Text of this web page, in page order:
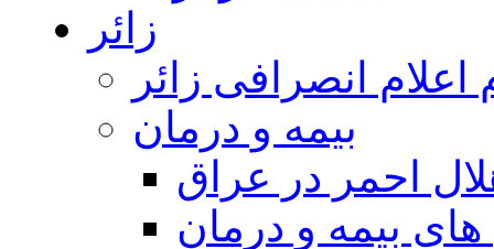
زائر
اعلام انصرافی زائر
بيمه و درمان
احمر در عراق
بیمه و درمان